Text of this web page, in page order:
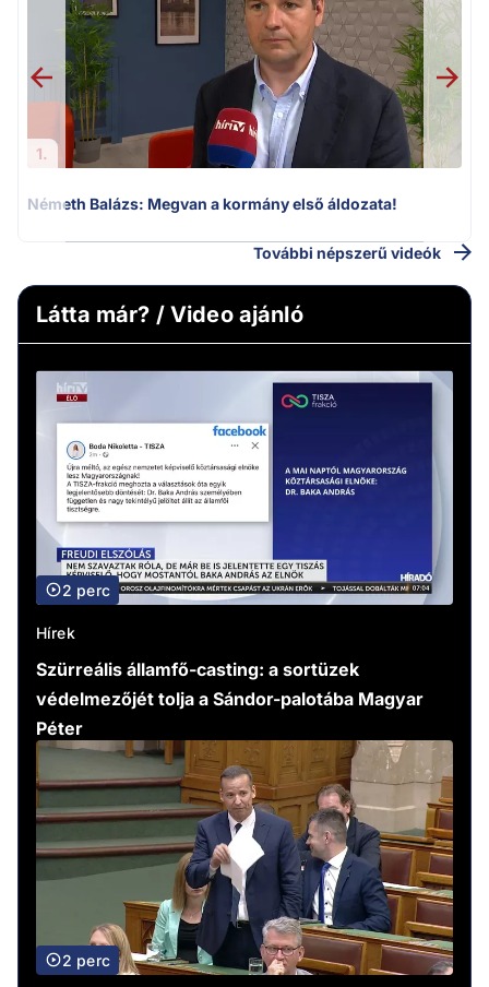
1.
Németh Balázs: Megvan a kormány első áldozata!
További népszerű videók
Látta már? / Video ajánló
2 perc
Hírek
Szürreális államfő-casting: a sortüzek
védelmezőjét tolja a Sándor-palotába Magyar
Péter
2 perc